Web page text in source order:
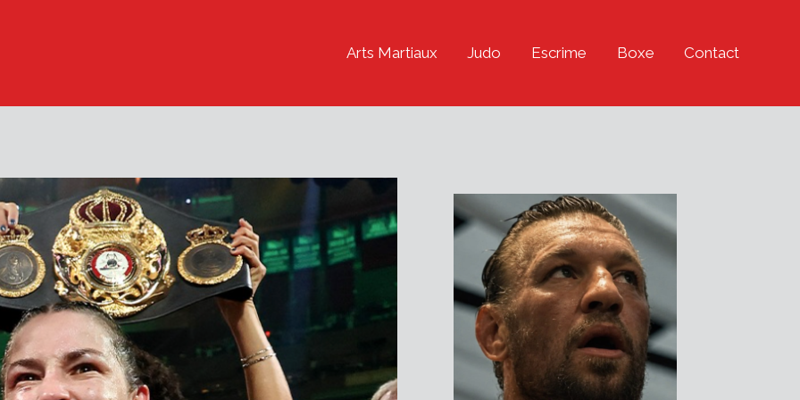
Arts Martiaux Judo Escrime Boxe Contact